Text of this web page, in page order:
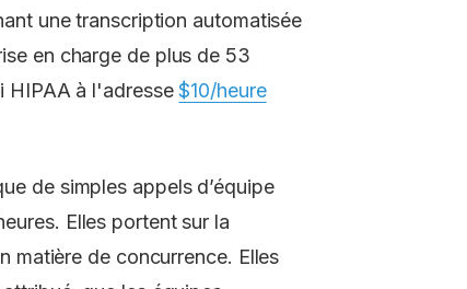
une transcription automatisée
en charge de plus de 53
HIPAA à l'adresse$10/heure
de simples appels d’équipe
Elles portent sur la
matière de concurrence. Elles